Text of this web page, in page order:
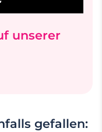
unserer
gefallen: